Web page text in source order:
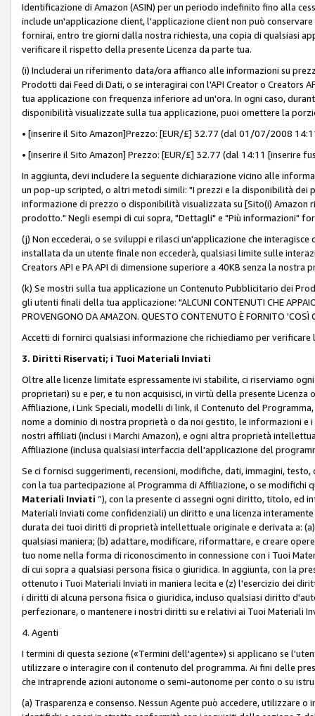
Identificazione di Amazon (ASIN) per un periodo indefinito fino alla
include un'applicazione client, l'applicazione client non può
fornirai, entro tre giorni dalla nostra richiesta, una copia di qualsiasi
verificare il rispetto della presente Licenza da parte tua.
(i) Includerai un riferimento data/ora affianco alle informazioni su
Prodotti dai Feed di Dati, o se interagirai con l'API Creator o Creators
tua applicazione con frequenza inferiore ad un'ora. In ogni caso,
disponibilità visualizzate sulla tua applicazione, puoi omettere la
• [inserire il Sito Amazon]Prezzo: [EUR/£] 32.77 (dal 01/07/2008
• [inserire il Sito Amazon] Prezzo: [EUR/£] 32.77 (dal 14:11 [inserire
In aggiunta, devi includere la seguente dichiarazione vicino alle
un pop-up scripted, o altri metodi simili: "I prezzi e la disponibilità
informazione di prezzo o disponibilità visualizzata su [Sito(i)
prodotto." Negli esempi di cui sopra, "Dettagli" e "Più informazioni"
(j) Non eccederai, o se sviluppi e rilasci un'applicazione che interagisce
installata da un utente finale non eccederà, qualsiasi limite sulle
Creators API e PA API di dimensione superiore a 40KB senza la nostra
(k) Se mostri sulla tua applicazione un Contenuto Pubblicitario dei
gli utenti finali della tua applicazione: "ALCUNI CONTENUTI CHE
PROVENGONO DA AMAZON. QUESTO CONTENUTO È FORNITO
Accetti di fornirci qualsiasi informazione che richiediamo per
3. Diritti Riservati; i Tuoi Materiali Inviati
Oltre alle licenze limitate espressamente ivi stabilite, ci riserviamo
proprietari) su e per, e tu non acquisisci, in virtù della presente
Affiliazione, i Link Speciali, modelli di link, il Contenuto del
nome a dominio di nostra proprietà o da noi gestito, le informazioni e
nostri affiliati (inclusi i Marchi Amazon), e ogni altra proprietà
Affiliazione (inclusa qualsiasi interfaccia dell'applicazione del
Se ci fornisci suggerimenti, recensioni, modifiche, dati, immagini,
con la tua partecipazione al Programma di Affiliazione, o se modifichi
Materiali Inviati ”), con la presente ci assegni ogni diritto, titolo, ed
Materiali Inviati come confidenziali) un diritto e una licenza
durata dei tuoi diritti di proprietà intellettuale originale e derivata a:
qualsiasi maniera; (b) adattare, modificare, riformattare, e creare
tuo nome nella forma di riconoscimento in connessione con i Tuoi
di cui sopra a qualsiasi persona fisica o giuridica. In aggiunta, con la
ottenuto i Tuoi Materiali Inviati in maniera lecita e (z) l'esercizio dei
i diritti di alcuna persona fisica o giuridica, incluso qualsiasi diritto
perfezionare, o mantenere i nostri diritti su e relativi ai Tuoi Materiali
4. Agenti
I termini di questa sezione («Termini dell'agente») si applicano se
utilizzare o interagire con il contenuto del programma. Ai fini delle
che intraprende azioni autonome o semi-autonome per conto o su
(a) Trasparenza e consenso. Nessun Agente può accedere, utilizzare